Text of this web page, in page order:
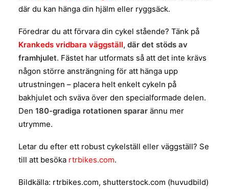
där du kan hänga din hjälm eller ryggsäck.
Föredrar du att förvara din cykel stående? Tänk på
Krankeds vridbara väggställ, där det stöds av
framhjulet. Fästet har utformats så att det inte krävs
någon större ansträngning för att hänga upp
utrustningen – placera helt enkelt cykeln på
bakhjulet och sväva över den specialformade delen.
Den 180-gradiga rotationen sparar ännu mer
utrymme.
Letar du efter ett robust cykelställ eller väggställ? Se
till att besöka rtrbikes.com.
Bildkälla: rtrbikes.com, shutterstock.com (huvudbild)